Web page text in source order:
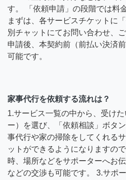
す。 「依頼申請」の段階では料
まずは、各サービスチケットに
別チャットにてお問い合わせ、
申請後、本契約前（前払い決済
可能です。
家事代行を依頼する流れは？
1.サービス一覧の中から、受け
ー）を選び、「依頼相談」ボタ
事代行や家の掃除をしてくれる
ットができるようになりますの
時、場所などをサポーターへお
などの交渉も可能です。 3.サポ